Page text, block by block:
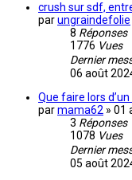
crush sur sdf,
parungraindefolie
8 Réponses
1776 Vues
Dernier
06 août
Que faire lors
parmama62 » 01
3 Réponses
1078 Vues
Dernier
05 août